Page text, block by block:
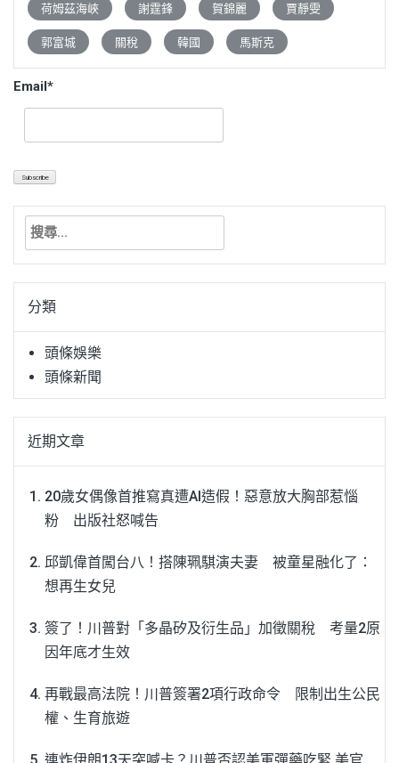
荷姆茲海峽 謝霆鋒 賀錦麗 賈靜雯
郭富城 關稅 韓國 馬斯克
Email*
搜
關
字:分類
頭條娛樂
頭條新聞
近期文章
20歲女偶像首推寫真遭AI造假！惡意放大胸部惹惱
粉 出版社怒喊告
邱凱偉首闖台八！搭陳珮騏演夫妻 被童星融化了：
想再生女兒
簽了！川普對「多晶矽及衍生品」加徵關稅 考量2原
因年底才生效
再戰最高法院！川普簽署2項行政命令 限制出生公民
權、生育旅遊